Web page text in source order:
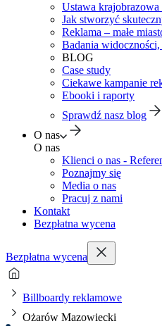
Ustawa krajobrazowa
Jak stworzyć
Reklama – małe
Badania
BLOG
Case study
Ciekawe kampanie
Ebooki i raporty
Sprawdź nasz blog
O nas
O nas
Klienci o nas -
Poznajmy się
Media o nas
Pracuj z nami
Kontakt
Bezpłatna wycena
Bezpłatna wycena
Billboardy reklamowe
Ożarów Mazowiecki